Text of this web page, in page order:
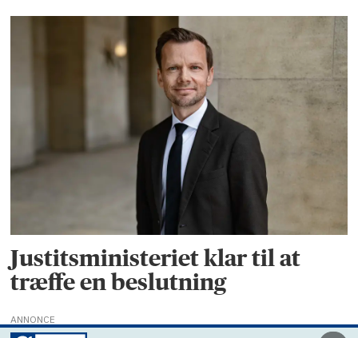
Justitsministeriet klar til at
træffe en beslutning
ANNONCE